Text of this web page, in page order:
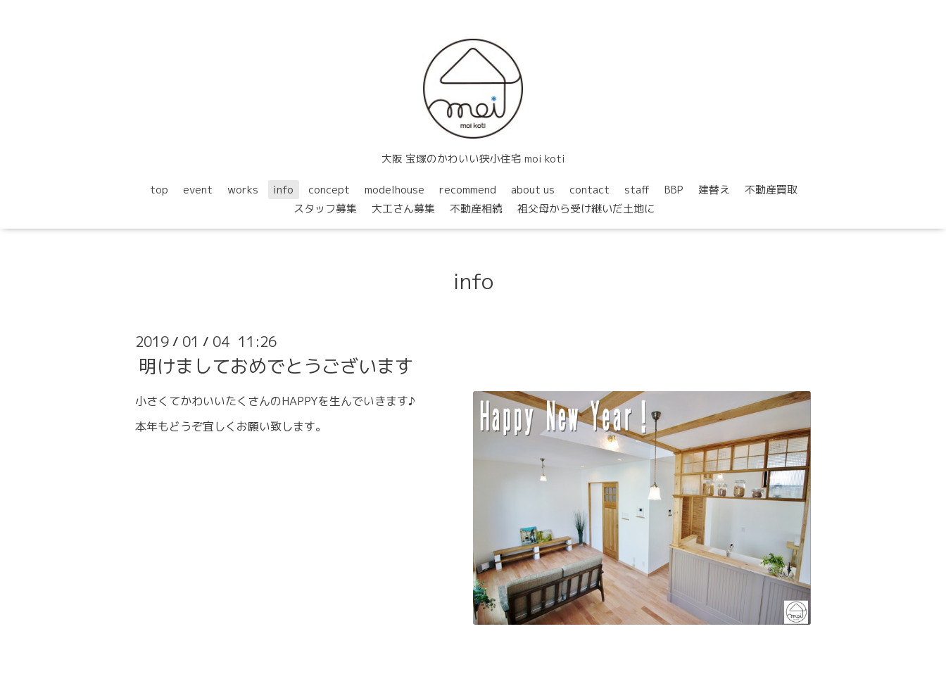
大阪 宝塚のかわいい狭小住宅 moi koti
top event works info concept modelhouse recommend about us contact staff BBP 建替え
不動産買取
スタッフ募集
大工さん募集 不動産相続 祖父母から受け継いだ土地に
info
2019 / 01 / 04 11:26
明けましておめでとうございます
小さくてかわいいたくさんのHAPPYを生んでいきます♪
本年もどうぞ宜しくお願い致します。